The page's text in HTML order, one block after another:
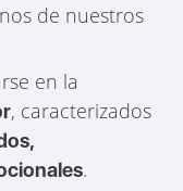
de nuestros
en la
, caracterizados
.